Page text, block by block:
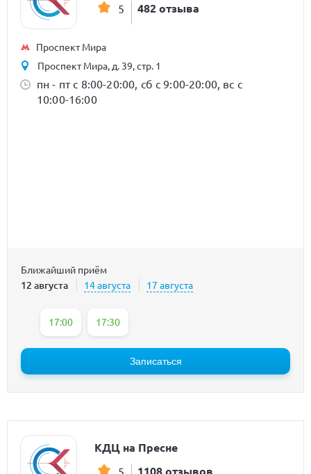
5 482 отзыва
Проспект Мира
Проспект Мира, д. 39, стр. 1
пн - пт с 8:00-20:00, сб с 9:00-20:00, вс с
10:00-16:00
Ближайший приём
12 августа 14 августа 17 августа
17:00 17:30
Записаться
КДЦ на Пресне